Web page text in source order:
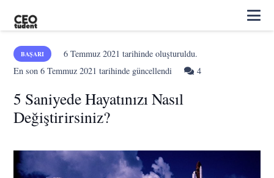
BAŞARI 6 Temmuz 2021 tarihinde oluşturuldu.
En son6 Temmuz 2021 tarihinde güncellendi 4Yorum
5 Saniyede Hayatınızı Nasıl
Değiştirirsiniz?